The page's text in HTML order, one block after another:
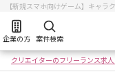
【新規スマホ向けゲーム】キャラ
企業の方 案件検索
クリエイターのフリーランス求